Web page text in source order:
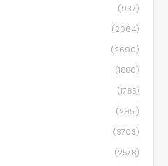
(937)
(2064)
(2690)
(1880)
(1785)
(2951)
(3703)
(2578)